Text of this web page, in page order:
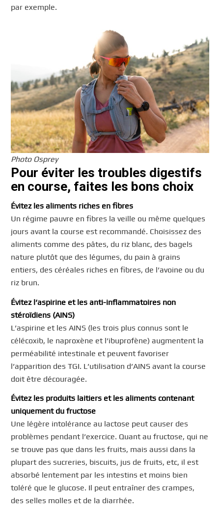
par exemple.
Photo Osprey
Pour éviter les troubles digestifs
en course, faites les bons choix
Évitez les aliments riches en fibres
Un régime pauvre en fibres la veille ou même quelques
jours avant la course est recommandé. Choisissez des
aliments comme des pâtes, du riz blanc, des bagels
nature plutôt que des légumes, du pain à grains
entiers, des céréales riches en fibres, de l’avoine ou du
riz brun.
Évitez l’aspirine et les anti-inflammatoires non
stéroïdiens (AINS)
L’aspirine et les AINS (les trois plus connus sont le
célécoxib, le naproxène et l’ibuprofène) augmentent la
perméabilité intestinale et peuvent favoriser
l’apparition des TGI. L’utilisation d’AINS avant la course
doit être découragée.
Évitez les produits laitiers et les aliments contenant
uniquement du fructose
Une légère intolérance au lactose peut causer des
problèmes pendant l’exercice. Quant au fructose, qui ne
se trouve pas que dans les fruits, mais aussi dans la
plupart des sucreries, biscuits, jus de fruits, etc, il est
absorbé lentement par les intestins et moins bien
toléré que le glucose. Il peut entraîner des crampes,
des selles molles et de la diarrhée.